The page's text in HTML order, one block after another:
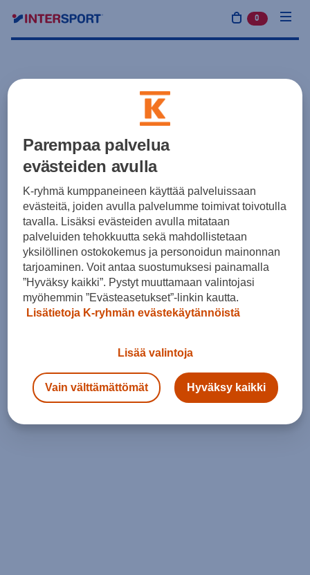
0 tuotetta
Parempaa palvelua
evästeiden avulla
K-ryhmä kumppaneineen käyttää palveluissaan
evästeitä, joiden avulla palvelumme toimivat toivotulla
tavalla. Lisäksi evästeiden avulla mitataan
palveluiden tehokkuutta sekä mahdollistetaan
yksilöllinen ostokokemus ja personoidun mainonnan
tarjoaminen. Voit antaa suostumuksesi painamalla
”Hyväksy kaikki”. Pystyt muuttamaan valintojasi
myöhemmin ”Evästeasetukset”-linkin kautta.
Lisätietoja K-ryhmän evästekäytännöistä
Lisää valintoja
Vain välttämättömät Hyväksy kaikki